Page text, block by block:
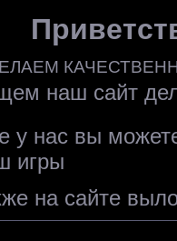
наш сайт
у нас вы
игры
на сайте